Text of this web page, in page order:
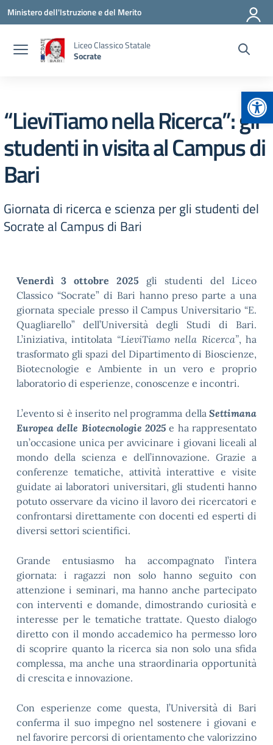
Vai ai contenuti
Vai al menu di navigazione
Vai al footer
Ministero dell'Istruzione e del Merito
Liceo Classico Statale
Socrate
“LieviTiamo nella Ricerca”: gli
studenti in visita al Campus di
Bari
Giornata di ricerca e scienza per gli studenti del
Socrate al Campus di Bari
Venerdì 3 ottobre 2025 gli studenti del Liceo
Classico “Socrate” di Bari hanno preso parte a una
giornata speciale presso il Campus Universitario “E.
Quagliarello” dell’Università degli Studi di Bari.
L’iniziativa, intitolata “LieviTiamo nella Ricerca”, ha
trasformato gli spazi del Dipartimento di Bioscienze,
Biotecnologie e Ambiente in un vero e proprio
laboratorio di esperienze, conoscenze e incontri.
L’evento si è inserito nel programma della Settimana
Europea delle Biotecnologie 2025 e ha rappresentato
un’occasione unica per avvicinare i giovani liceali al
mondo della scienza e dell’innovazione. Grazie a
conferenze tematiche, attività interattive e visite
guidate ai laboratori universitari, gli studenti hanno
potuto osservare da vicino il lavoro dei ricercatori e
confrontarsi direttamente con docenti ed esperti di
diversi settori scientifici.
Grande entusiasmo ha accompagnato l’intera
giornata: i ragazzi non solo hanno seguito con
attenzione i seminari, ma hanno anche partecipato
con interventi e domande, dimostrando curiosità e
interesse per le tematiche trattate. Questo dialogo
diretto con il mondo accademico ha permesso loro
di scoprire quanto la ricerca sia non solo una sfida
complessa, ma anche una straordinaria opportunità
di crescita e innovazione.
Con esperienze come questa, l’Università di Bari
conferma il suo impegno nel sostenere i giovani e
nel favorire percorsi di orientamento che valorizzino